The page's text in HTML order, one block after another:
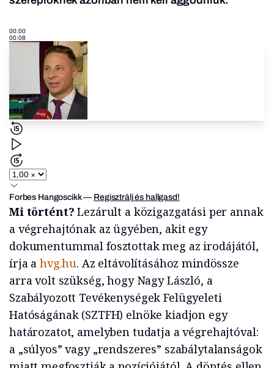
00:00
00:08
Forbes Hangoscikk— Regisztrálj és hallgasd!
Mi történt? Lezárult a közigazgatási per annak
a végrehajtónak az ügyében, akit egy
dokumentummal fosztottak meg az irodájától,
írja a hvg.hu. Az eltávolításához mindössze
arra volt szükség, hogy Nagy László, a
Szabályozott Tevékenységek Felügyeleti
Hatóságának (SZTFH) elnöke kiadjon egy
határozatot, amelyben tudatja a végrehajtóval:
a „súlyos” vagy „rendszeres” szabálytalanságok